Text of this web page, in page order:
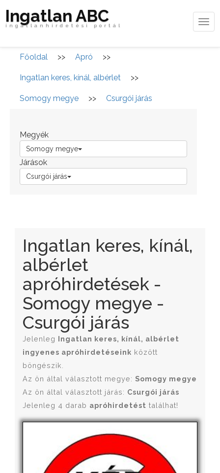
Ingatlan ABC
ingatlanhirdetési portál
Főoldal >> Apró >>
Ingatlan keres, kínál, albérlet >>
Somogy megye >> Csurgói járás
Megyék
Somogy megye
Járások
Csurgói járás
Ingatlan keres, kínál,
albérlet
apróhirdetések -
Somogy megye -
Csurgói járás
Jelenleg Ingatlan keres, kínál, albérlet
ingyenes apróhirdetéseink között
böngészik.
Az ön által választott megye: Somogy megye
Az ön által választott járás: Csurgói járás
Jelenleg 4 darab apróhirdetést találhat!